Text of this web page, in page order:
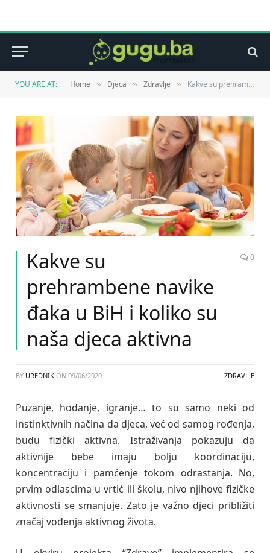
YOU ARE AT: Home » Djeca » Zdravlje » Kakve su prehrambene navike đaka u BiH i koliko su naša djeca aktivna
Kakve su
prehrambene navike
đaka u BiH i koliko su
naša djeca aktivna
0
BY UREDNIK ON 09/06/2020 ZDRAVLJE
Puzanje, hodanje, igranje… to su samo neki od
instinktivnih načina da djeca, već od samog rođenja,
budu fizički aktivna. Istraživanja pokazuju da
aktivnije bebe imaju bolju koordinaciju,
koncentraciju i pamćenje tokom odrastanja. No,
prvim odlascima u vrtić ili školu, nivo njihove fizičke
aktivnosti se smanjuje. Zato je važno djeci približiti
značaj vođenja aktivnog života.